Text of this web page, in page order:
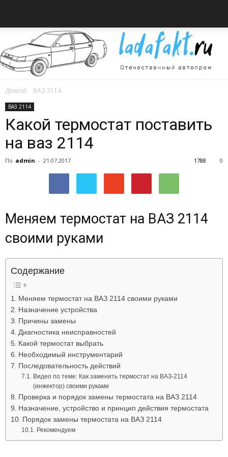
автомобилях
Домой ВАЗ 2114
ВАЗ 2114
Какой термостат поставить
на ваз 2114
По admin - 21.07.2017 0
1788
Меняем термостат на ВАЗ 2114
своими руками
Содержание
Меняем термостат на ВАЗ 2114 своими руками
Назначение устройства
Причины замены
Диагностика неисправностей
Какой термостат выбрать
Необходимый инструментарий
Последовательность действий
Видео по теме: Как заменить термостат на ВАЗ-2114
(инжектор) своими руками
Проверка и порядок замены термостата на ВАЗ 2114
Назначение, устройство и принцип действия термостата
Порядок замены термостата на ВАЗ 2114
Рекомендуем